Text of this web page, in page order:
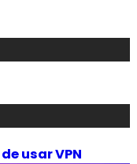
usar VPN